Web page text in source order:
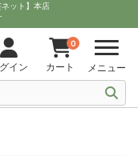
ネット】本店
イン
0
カート メニュー